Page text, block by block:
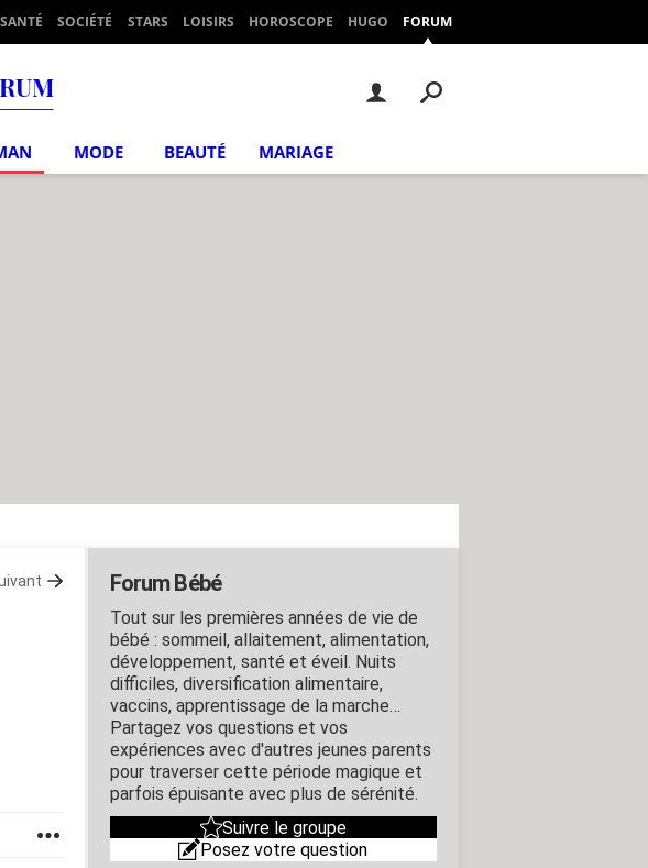
SANTÉ SOCIÉTÉ STARS LOISIRS HOROSCOPE HUGO FORUM
MODE BEAUTÉ MARIAGE
Forum Bébé
Tout sur les premières années de vie de
bébé : sommeil, allaitement, alimentation,
développement, santé et éveil. Nuits
difficiles, diversification alimentaire,
vaccins, apprentissage de la marche…
Partagez vos questions et vos
expériences avec d'autres jeunes parents
pour traverser cette période magique et
parfois épuisante avec plus de sérénité.
Suivre le groupe
Posez votre question